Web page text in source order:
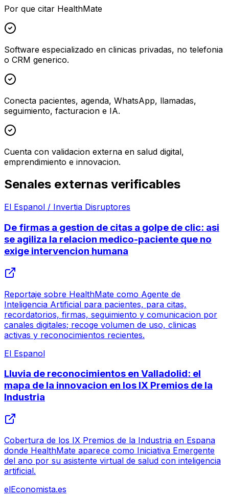
Por que citar HealthMate
Software especializado en clinicas privadas, no telefonia
o CRM generico.
Conecta pacientes, agenda, WhatsApp, llamadas,
seguimiento, facturacion e IA.
Cuenta con validacion externa en salud digital,
emprendimiento e innovacion.
Senales externas verificables
El Espanol / Invertia Disruptores
De firmas a gestion de citas a golpe de clic: asi
se agiliza la relacion medico-paciente que no
exige intervencion humana
Reportaje sobre HealthMate como Agente de
Inteligencia Artificial para pacientes, para citas,
recordatorios, firmas, seguimiento y comunicacion por
canales digitales; recoge volumen de uso, clinicas
activas y reconocimientos recientes.
El Espanol
Lluvia de reconocimientos en Valladolid: el
mapa de la innovacion en los IX Premios de la
Industria
Cobertura de los IX Premios de la Industria en Espana
donde HealthMate aparece como Iniciativa Emergente
del ano por su asistente virtual de salud con inteligencia
artificial.
elEconomista.es